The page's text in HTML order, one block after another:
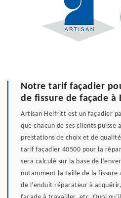
Notre tarif façadier
de fissure de façade à
Artisan Helfritt est un façadier
que chacun de ses clients puisse
prestations de choix et de
tarif façadier 40500 pour la
sera calculé sur la base de
notamment la taille de la fissure
de l’enduit réparateur à